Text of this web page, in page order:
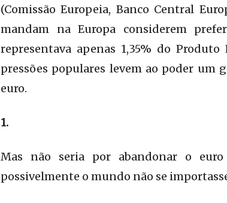
(Comissão Europeia, Banco Central
mandam na Europa considerem
representava apenas 1,35% do
pressões populares levem ao poder um
euro.
1.
Mas não seria por abandonar o
possivelmente o mundo não se